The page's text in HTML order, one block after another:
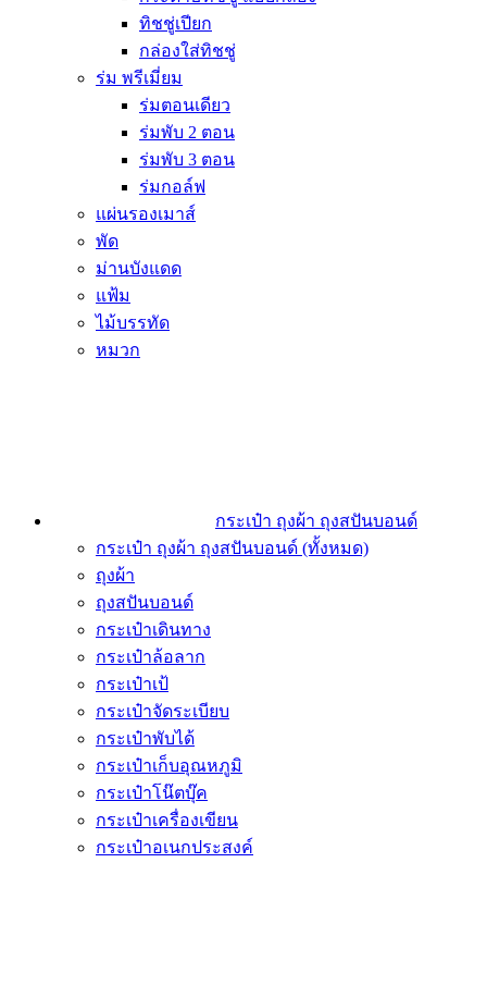
ทิชชู่เปียก
กล่องใส่ทิชชู่
ร่ม พรีเมี่ยม
ร่มตอนเดียว
ร่มพับ 2 ตอน
ร่มพับ 3 ตอน
ร่มกอล์ฟ
แผ่นรองเมาส์
พัด
ม่านบังแดด
แฟ้ม
ไม้บรรทัด
หมวก
กระเป๋า ถุงผ้า ถุงสปันบอนด์
กระเป๋า ถุงผ้า ถุงสปันบอนด์ (ทั้งหมด)
ถุงผ้า
ถุงสปันบอนด์
กระเป๋าเดินทาง
กระเป๋าล้อลาก
กระเป๋าเป้
กระเป๋าจัดระเบียบ
กระเป๋าพับได้
กระเป๋าเก็บอุณหภูมิ
กระเป๋าโน๊ตบุ๊ค
กระเป๋าเครื่องเขียน
กระเป๋าอเนกประสงค์